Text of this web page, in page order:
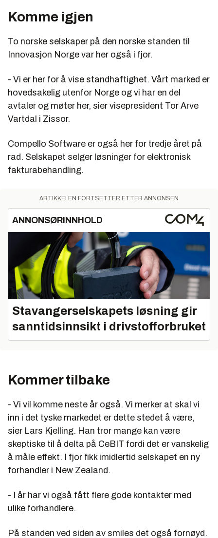
Komme igjen
To norske selskaper på den norske standen til
Innovasjon Norge var her også i fjor.
- Vi er her for å vise standhaftighet. Vårt marked er
hovedsakelig utenfor Norge og vi har en del
avtaler og møter her, sier visepresident Tor Arve
Vartdal i Zissor.
Compello Software er også her for tredje året på
rad. Selskapet selger løsninger for elektronisk
fakturabehandling.
ARTIKKELEN FORTSETTER ETTER ANNONSEN
ANNONSØRINNHOLD
Stavangerselskapets løsning gir
sanntidsinnsikt i drivstofforbruket
Kommer tilbake
- Vi vil komme neste år også. Vi merker at skal vi
inn i det tyske markedet er dette stedet å være,
sier Lars Kjelling. Han tror mange kan være
skeptiske til å delta på CeBIT fordi det er vanskelig
å måle effekt. I fjor fikk imidlertid selskapet en ny
forhandler i New Zealand.
- I år har vi også fått flere gode kontakter med
ulike forhandlere.
På standen ved siden av smiles det også fornøyd.